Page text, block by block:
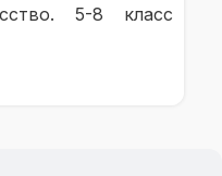
5-8 класс